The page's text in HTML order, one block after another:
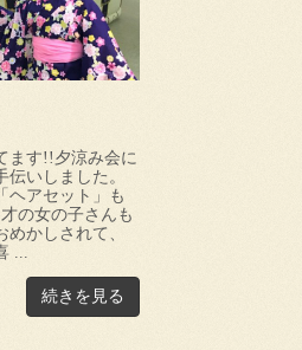
ます!!夕涼み会に
いしました。
ヘアセット」も
の女の子さんも
かしされて、
...
続きを見る